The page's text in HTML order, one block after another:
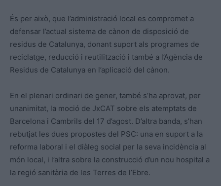
És per això, que l’administració local es compromet a
defensar l’actual sistema de cànon de disposició de
residus de Catalunya, donant suport als programes de
reciclatge, reducció i reutilització i també a l’Agència de
Residus de Catalunya en l’aplicació del cànon.
En el plenari ordinari de gener, també s’ha aprovat, per
unanimitat, la moció de JxCAT sobre els atemptats de
Barcelona i Cambrils del 17 d’agost. D’altra banda, s’han
rebutjat les dues propostes del PSC: una en suport a la
reforma laboral i el diàleg social per la seva incidència al
món local, i l’altra sobre la construcció d’un nou hospital a
la regió sanitària de les Terres de l’Ebre.